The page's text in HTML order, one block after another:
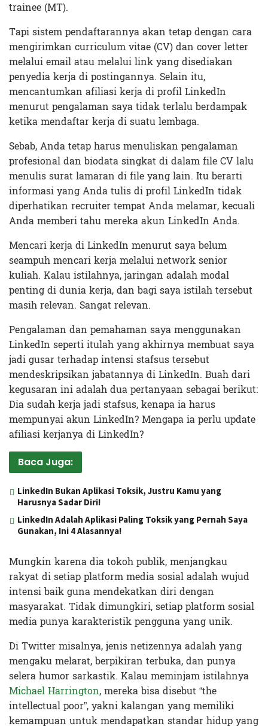
trainee (MT).
Tapi sistem pendaftarannya akan tetap dengan cara
mengirimkan curriculum vitae (CV) dan cover letter
melalui email atau melalui link yang disediakan
penyedia kerja di postingannya. Selain itu,
mencantumkan afiliasi kerja di profil LinkedIn
menurut pengalaman saya tidak terlalu berdampak
ketika mendaftar kerja di suatu lembaga.
Sebab, Anda tetap harus menuliskan pengalaman
profesional dan biodata singkat di dalam file CV lalu
menulis surat lamaran di file yang lain. Itu berarti
informasi yang Anda tulis di profil LinkedIn tidak
diperhatikan recruiter tempat Anda melamar, kecuali
Anda memberi tahu mereka akun LinkedIn Anda.
Mencari kerja di LinkedIn menurut saya belum
seampuh mencari kerja melalui network senior
kuliah. Kalau istilahnya, jaringan adalah modal
penting di dunia kerja, dan bagi saya istilah tersebut
masih relevan. Sangat relevan.
Pengalaman dan pemahaman saya menggunakan
LinkedIn seperti itulah yang akhirnya membuat saya
jadi gusar terhadap intensi stafsus tersebut
mendeskripsikan jabatannya di LinkedIn. Buah dari
kegusaran ini adalah dua pertanyaan sebagai berikut:
Dia sudah kerja jadi stafsus, kenapa ia harus
mempunyai akun LinkedIn? Mengapa ia perlu update
afiliasi kerjanya di LinkedIn?
Baca Juga:
LinkedIn Bukan Aplikasi Toksik, Justru Kamu yang
Harusnya Sadar Diri!
LinkedIn Adalah Aplikasi Paling Toksik yang Pernah Saya
Gunakan, Ini 4 Alasannya!
Mungkin karena dia tokoh publik, menjangkau
rakyat di setiap platform media sosial adalah wujud
intensi baik guna mendekatkan diri dengan
masyarakat. Tidak dimungkiri, setiap platform sosial
media punya karakteristik pengguna yang unik.
Di Twitter misalnya, jenis netizennya adalah yang
mengaku melarat, berpikiran terbuka, dan punya
selera humor sarkastik. Kalau meminjam istilahnya
Michael Harrington, mereka bisa disebut “the
intellectual poor”, yakni kalangan yang memiliki
kemampuan untuk mendapatkan standar hidup yang